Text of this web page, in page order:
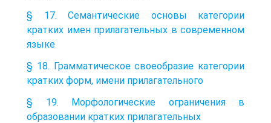
§ 17. Семантические основы категории
кратких имен прилагательных в современном
языке
§ 18. Грамматическое своеобразие категории
кратких форм, имени прилагательного
§ 19. Морфологические ограничения в
образовании кратких прилагательных